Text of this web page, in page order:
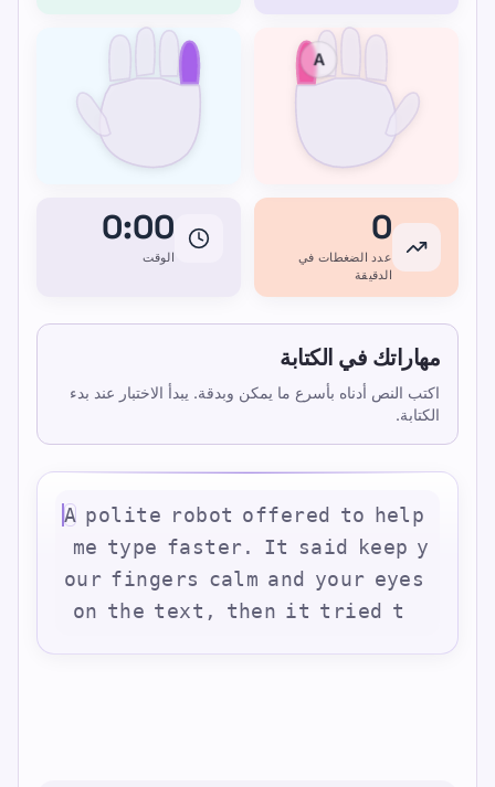
A
0
عدد الضغطات في
الدقيقة
0:00
الوقت
مهاراتك في الكتابة
اكتب النص أدناه بأسرع ما يمكن وبدقة. يبدأ الاختبار عند بدء
الكتابة.
A polite robo t offere d t help
m e typ e faster . I sai keep
o ur fing er s calm an d your eye
o n the tex t , then i t trie d